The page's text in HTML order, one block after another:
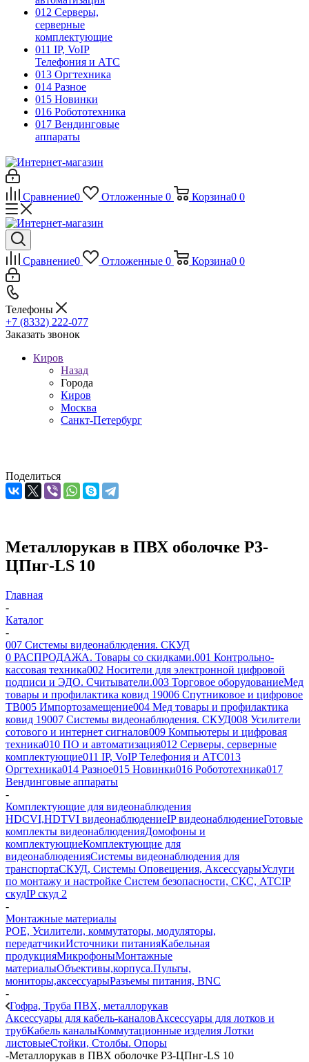
012 Серверы,
серверные
комплектующие
011 IP, VoIP
Телефония и АТС
013 Оргтехника
014 Разное
015 Новинки
016 Робототехника
017 Вендинговые
аппараты
Сравнение0 Отложенные 0 Корзина0 0
Сравнение0 Отложенные 0 Корзина0 0
Телефоны
+7 (8332) 222-077
Заказать звонок
Киров
Назад
Города
Киров
Москва
Санкт-Петербург
Поделиться
Металлорукав в ПВХ оболочке Р3-
ЦПнг-LS 10
Главная
-
Каталог
-
007 Системы видеонаблюдения. СКУД
0 РАСПРОДАЖА. Товары со скидками.001 Контрольно-
кассовая техника002 Носители для электронной цифровой
подписи и ЭДО. Считыватели.003 Торговое оборудованиеМед
товары и профилактика ковид 19006 Спутниковое и цифровое
ТВ005 Импортозамещение004 Мед товары и профилактика
ковид 19007 Системы видеонаблюдения. СКУД008 Усилители
сотового и интернет сигналов009 Компьютеры и цифровая
техника010 ПО и автоматизация012 Серверы, серверные
комплектующие011 IP, VoIP Телефония и АТС013
Оргтехника014 Разное015 Новинки016 Робототехника017
Вендинговые аппараты
-
Комплектующие для видеонаблюдения
HDCVI,HDTVI видеонаблюдениеIP видеонаблюдениеГотовые
комплекты видеонаблюденияДомофоны и
комплектующиеКомплектующие для
видеонаблюденияСистемы видеонаблюдения для
транспортаСКУД, Системы Оповещения, АксессуарыУслуги
по монтажу и настройке Систем безопасности, СКС, АТСIP
скудIP скуд 2
-
Монтажные материалы
POE, Усилители, коммутаторы, модуляторы,
передатчикиИсточники питанияКабельная
продукцияМикрофоныМонтажные
материалыОбъективы,корпуса.Пульты,
мониторы,аксессуарыРазъемы питания, BNC
-
Гофра, Труба ПВХ, металлорукав
Аксессуары для кабель-каналовАксессуары для лотков и
трубКабель каналыКоммутационные изделия Лотки
листовыеСтойки, Столбы. Опоры
-Металлорукав в ПВХ оболочке Р3-ЦПнг-LS 10